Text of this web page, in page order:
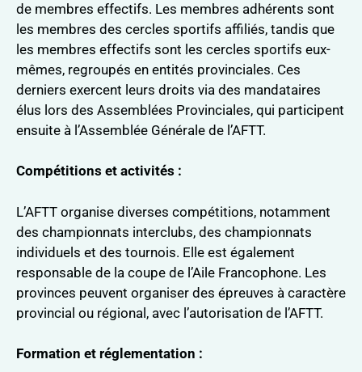
de membres effectifs. Les membres adhérents sont
les membres des cercles sportifs affiliés, tandis que
les membres effectifs sont les cercles sportifs eux-
mêmes, regroupés en entités provinciales. Ces
derniers exercent leurs droits via des mandataires
élus lors des Assemblées Provinciales, qui participent
ensuite à l’Assemblée Générale de l’AFTT.
Compétitions et activités :
L’AFTT organise diverses compétitions, notamment
des championnats interclubs, des championnats
individuels et des tournois. Elle est également
responsable de la coupe de l’Aile Francophone. Les
provinces peuvent organiser des épreuves à caractère
provincial ou régional, avec l’autorisation de l’AFTT.
Formation et réglementation :